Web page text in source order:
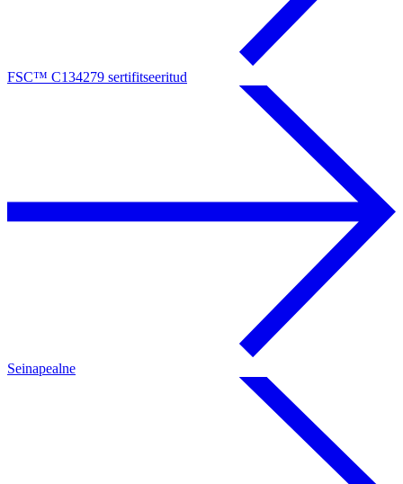
FSC™ C134279 sertifitseeritud
Seinapealne